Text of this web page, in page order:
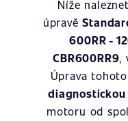
Níže
úpravě
600RR -
CBR600RR9,
Úprava
diagnostickou
motoru od